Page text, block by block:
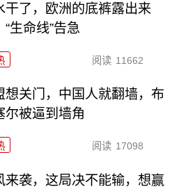
干了，欧洲的底裤露出来
“生命线”告急
阅读 11662
想关门，中国人就翻墙，布
尔被逼到墙角
阅读 17098
来袭，这局决不能输，想赢